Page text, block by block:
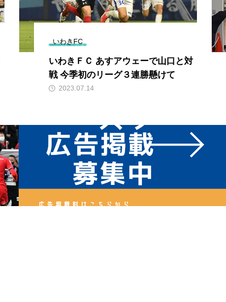
いわきFC
いわきＦＣ あすアウェーで山口と対
戦 今季初のリーグ３連勝懸けて
2023.07.14